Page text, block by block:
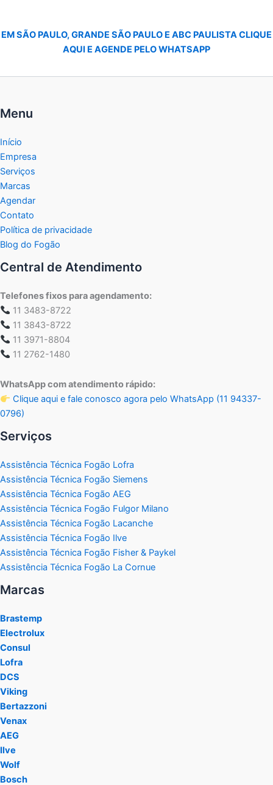
EM SÃO PAULO, GRANDE SÃO PAULO E ABC PAULISTA CLIQUE
AQUI E AGENDE PELO WHATSAPP
Menu
Início
Empresa
Serviços
Marcas
Agendar
Contato
Política de privacidade
Blog do Fogão
Central de Atendimento
Telefones fixos para agendamento:
11 3483-8722
11 3843-8722
11 3971-8804
11 2762-1480
WhatsApp com atendimento rápido:
Clique aqui e fale conosco agora pelo WhatsApp (11 94337-
0796)
Serviços
Assistência Técnica Fogão Lofra
Assistência Técnica Fogão Siemens
Assistência Técnica Fogão AEG
Assistência Técnica Fogão Fulgor Milano
Assistência Técnica Fogão Lacanche
Assistência Técnica Fogão Ilve
Assistência Técnica Fogão Fisher & Paykel
Assistência Técnica Fogão La Cornue
Marcas
Brastemp
Electrolux
Consul
Lofra
DCS
Viking
Bertazzoni
Venax
AEG
Ilve
Wolf
Bosch